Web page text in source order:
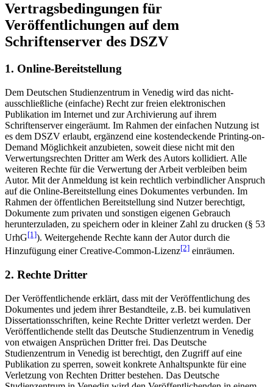
Vertragsbedingungen für
Veröffentlichungen auf dem
Schriftenserver des DSZV
1. Online-Bereitstellung
Dem Deutschen Studienzentrum in Venedig wird das nicht-
ausschließliche (einfache) Recht zur freien elektronischen
Publikation im Internet und zur Archivierung auf ihrem
Schriftenserver eingeräumt. Im Rahmen der einfachen Nutzung ist
es dem DSZV erlaubt, ergänzend eine kostendeckende Printing-on-
Demand Möglichkeit anzubieten, soweit diese nicht mit den
Verwertungsrechten Dritter am Werk des Autors kollidiert. Alle
weiteren Rechte für die Verwertung der Arbeit verbleiben beim
Autor. Mit der Anmeldung ist kein rechtlich verbindlicher Anspruch
auf die Online-Bereitstellung eines Dokumentes verbunden. Im
Rahmen der öffentlichen Bereitstellung sind Nutzer berechtigt,
Dokumente zum privaten und sonstigen eigenen Gebrauch
herunterzuladen, zu speichern oder in kleiner Zahl zu drucken (§ 53
UrhG[1]). Weitergehende Rechte kann der Autor durch die
Hinzufügung einer Creative-Common-Lizenz[2] einräumen.
2. Rechte Dritter
Der Veröffentlichende erklärt, dass mit der Veröffentlichung des
Dokumentes und jedem ihrer Bestandteile, z.B. bei kumulativen
Dissertationsschriften, keine Rechte Dritter verletzt werden. Der
Veröffentlichende stellt das Deutsche Studienzentrum in Venedig
von etwaigen Ansprüchen Dritter frei. Das Deutsche
Studienzentrum in Venedig ist berechtigt, den Zugriff auf eine
Publikation zu sperren, soweit konkrete Anhaltspunkte für eine
Verletzung von Rechten Dritter bestehen. Das Deutsche